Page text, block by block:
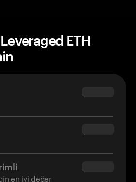
ETH
$69.90
$54.90
en iyi değer
$34.95